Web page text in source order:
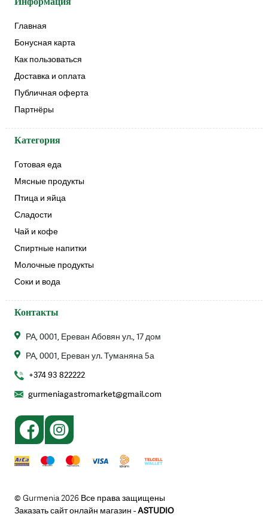
Информация
Главная
Бонусная карта
Как пользоваться
Доставка и оплата
Публичная оферта
Партнёры
Категория
Готовая еда
Мясные продукты
Птица и яйца
Сладости
Чай и кофе
Спиртные напитки
Молочные продукты
Соки и вода
Контакты
РА, 0001, Ереван Абовян ул., 17 дом
РА, 0001, Ереван ул. Туманяна 5а
+374 93 822222
gurmeniagastromarket@gmail.com
© Gurmenia 2026 Все права защищены
Заказать сайт онлайн магазин - ASTUDIO